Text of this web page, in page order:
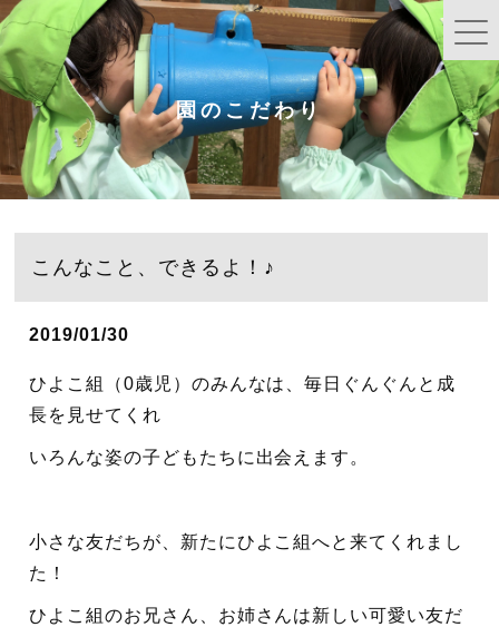
園のこだわり
こんなこと、できるよ！♪
2019/01/30
ひよこ組（0歳児）のみんなは、毎日ぐんぐんと成
長を見せてくれ
いろんな姿の子どもたちに出会えます。
小さな友だちが、新たにひよこ組へと来てくれまし
た！
ひよこ組のお兄さん、お姉さんは新しい可愛い友だ